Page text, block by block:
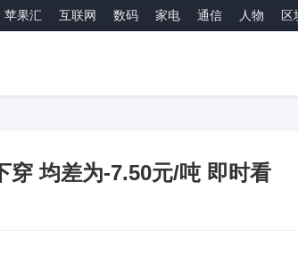
苹果汇 互联网 数码 家电 通信 人物 区
穿 均差为-7.50元/吨 即时看